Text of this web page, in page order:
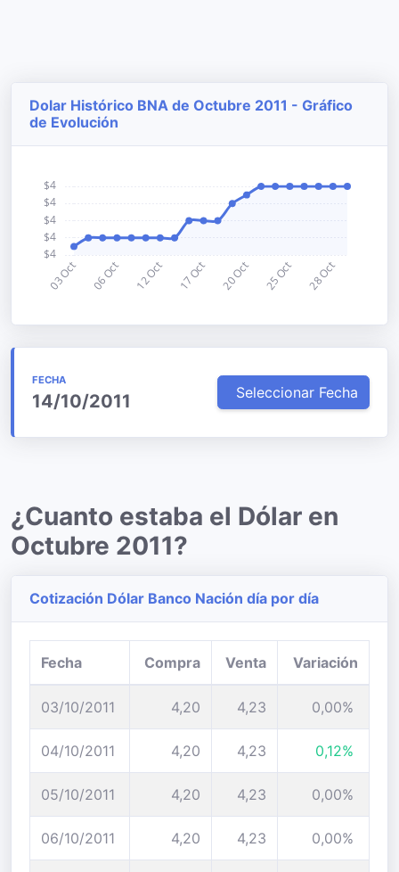
Dolar Histórico BNA de Octubre 2011 - Gráfico
de Evolución
FECHA
14/10/2011 Seleccionar Fecha
¿Cuanto estaba el Dólar en
Octubre 2011?
Cotización Dólar Banco Nación día por día
Fecha Compra Venta Variación
03/10/2011 4,20 4,23 0,00%
04/10/2011 4,20 4,23 0,12%
05/10/2011 4,20 4,23 0,00%
06/10/2011 4,20 4,23 0,00%